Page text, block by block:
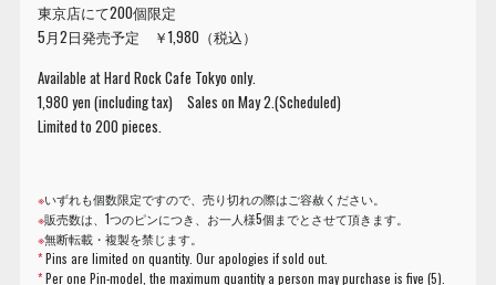
東京店にて200個限定
5月2日発売予定 ￥1,980（税込）
Available at Hard Rock Cafe Tokyo only.
1,980 yen (including tax) Sales on May 2.(Scheduled)
Limited to 200 pieces.
※いずれも個数限定ですので、売り切れの際はご容赦ください。
※販売数は、1つのピンにつき、お一人様5個までとさせて頂きます。
※無断転載・複製を禁じます。
*Pins are limited on quantity. Our apologies if sold out.
*Per one Pin-model, the maximum quantity a person may purchase is five (5).